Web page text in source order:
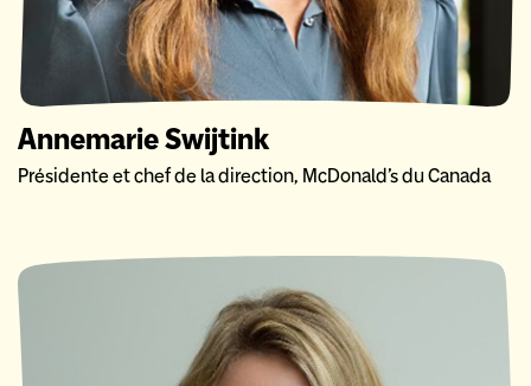
Annemarie Swijtink
Présidente et chef de la direction, McDonald’s du Canada